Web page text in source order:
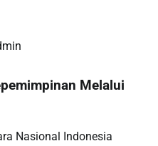
Melalui
Nasional Indonesia